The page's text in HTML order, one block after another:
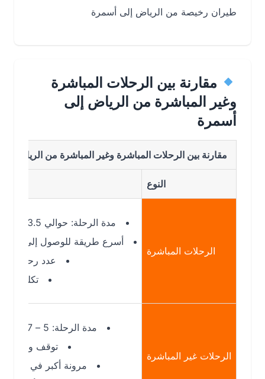
طيران رخيصة من الرياض إلى أسمرة
مقارنة بين الرحلات المباشرة
وغير المباشرة من الرياض إلى
أسمرة
مقارنة بين الرحلات المباشرة وغير المباشرة من الرياض إلى
الرحلات المباشرة
مدة الرحلة: حوالي 3.5 ساعات
أسرع طريقة للوصول إلى أسمرة
عدد رحلات أقل
تكلفة أعلى
الرحلات غير المباشرة
مدة الرحلة: 5 – 7 ساعات
توقف واحد غالبًا
مرونة أكبر في المواعيد